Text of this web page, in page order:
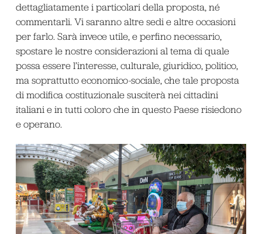
dettagliatamente i particolari della proposta, né
commentarli. Vi saranno altre sedi e altre occasioni
per farlo. Sarà invece utile, e perfino necessario,
spostare le nostre considerazioni al tema di quale
possa essere l’interesse, culturale, giuridico, politico,
ma soprattutto economico-sociale, che tale proposta
di modifica costituzionale susciterà nei cittadini
italiani e in tutti coloro che in questo Paese risiedono
e operano.